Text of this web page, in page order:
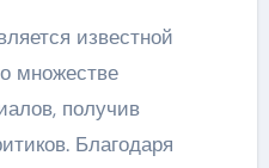
известной
множестве
получив
Благодаря